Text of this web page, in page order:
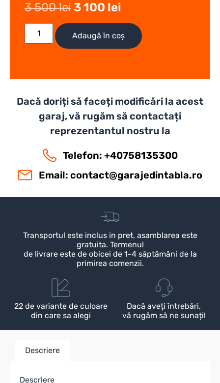
3 500lei 3 100 lei
Adaugă în coș
Dacă doriți să faceți modificări la acest
garaj, vă rugăm să contactați
reprezentantul nostru la
Telefon: +40758135300
Email: contact@garajedintabla.ro
Transportul este inclus in pret, asamblarea este
gratuita. Termenul
de livrare este de obicei de 1-4 săptămâni de la
primirea comenzii.
22 de variante de culoare
din care sa alegi
Dacă aveți întrebări,
vă rugăm să ne sunați!
Descriere
Descriere